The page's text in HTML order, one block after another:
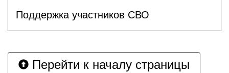
Поддержка участников СВО
Перейти к началу страницы